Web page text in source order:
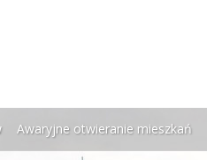
Awaryjne otwieranie mieszkań